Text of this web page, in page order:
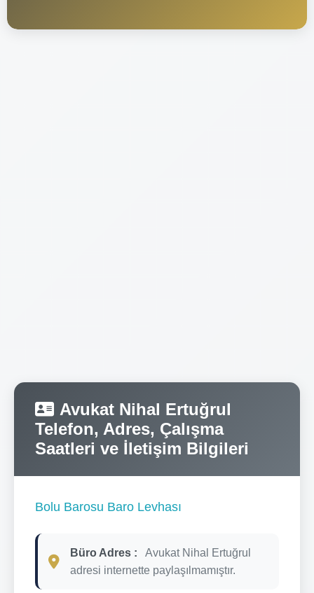
Avukat Nihal Ertuğrul
Telefon, Adres, Çalışma
Saatleri ve İletişim Bilgileri
Bolu Barosu Baro Levhası
Büro Adres :
Avukat Nihal Ertuğrul
adresi internette paylaşılmamıştır.